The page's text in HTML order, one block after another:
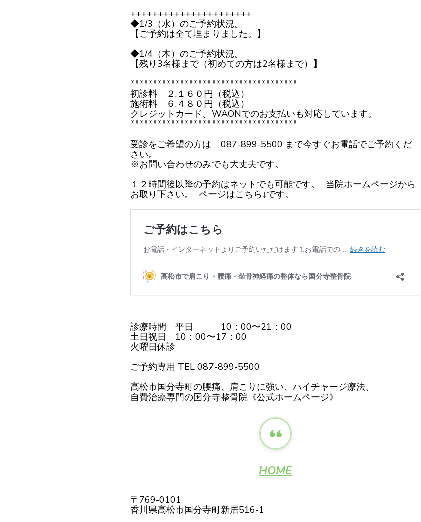
++++++++++++++++++++++
◆1/3（水）のご予約状況。
【ご予約は全て埋まりました。】
◆1/4（木）のご予約状況。
【残り3名様まで（初めての方は2名様まで）】
*************************************
初診料 ２,１６０円（税込）
施術料 ６,４８０円（税込）
クレジットカード、WAONでのお支払いも対応しています。
*************************************
受診をご希望の方は 087-899-5500 まで今すぐお電話でご予約くだ
さい。
※お問い合わせのみでも大丈夫です。
１２時間後以降の予約はネットでも可能です。 当院ホームページから
お取り下さい。 ページはこちら↓です。
診療時間 平日 10：00〜21：00
土日祝日 10：00〜17：00
火曜日休診
ご予約専用 TEL 087-899-5500
高松市国分寺町の腰痛、肩こりに強い、ハイチャージ療法、
自費治療専門の国分寺整骨院《公式ホームページ》
HOME
〒769-0101
香川県高松市国分寺町新居516-1